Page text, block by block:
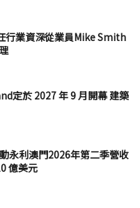
行業資深從業員Mike Smith
定於 2027 年 9 月開幕 建築
永利澳門2026年第二季營收
億美元